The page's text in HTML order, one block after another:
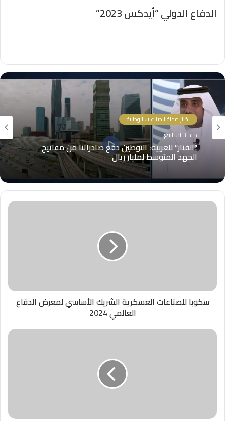
الدفاع الدولي “أيدكس 2023”
اخبار مجلة الصناعات الوطنية
منذ 3 أسابيع
“الفنار” للعربية: التوطين دفع صادراتنا من مفاتيح
الجهد المتوسط لمليار ريال
اخبار مجلة الصناعات الوطنية
منذ 3 أسابيع
سكوبا للصناعات العسكرية الشريك الأساسي لمعرض الدفاع
العالمي 2024